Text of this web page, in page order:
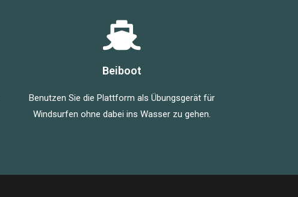
Beiboot
Benutzen Sie die Plattform als Übungsgerät für
Windsurfen ohne dabei ins Wasser zu gehen.